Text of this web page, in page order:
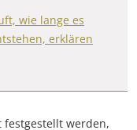
wie lange es
erklären
festgestellt werden,